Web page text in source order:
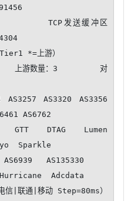
TCP发送缓冲区
*=上游）
上游数量：3         对
AS3320 AS3356
AS6762
GTT   DTAG   Lumen
Sparkle
AS6939   AS135330
Adcdata
信|联通|移动 Step=80ms）